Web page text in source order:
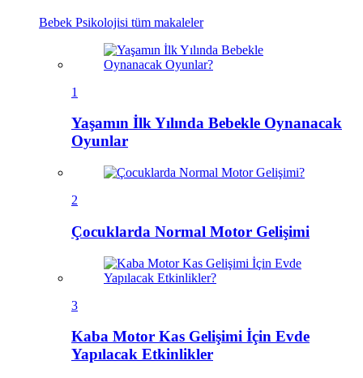
Bebek Psikolojisi tüm makaleler
1
Yaşamın İlk Yılında Bebekle Oynanacak
Oyunlar
2
Çocuklarda Normal Motor Gelişimi
3
Kaba Motor Kas Gelişimi İçin Evde
Yapılacak Etkinlikler